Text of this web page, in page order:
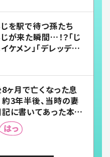
を駅で待つ孫たち
が来た瞬間…！？「じ
ケメン」「デレッデレ」
ヶ月で亡くなった息
3年半後、当時の妻
に書いてあった本音